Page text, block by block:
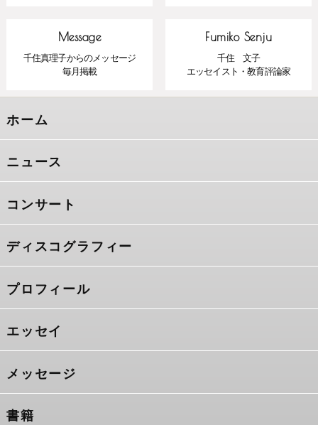
Message
千住真理子からのメッセージ
毎月掲載
Fumiko Senju
千住 文子
エッセイスト・教育評論家
ホーム
ニュース
コンサート
ディスコグラフィー
プロフィール
エッセイ
メッセージ
書籍